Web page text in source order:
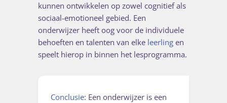
kunnen ontwikkelen op zowel cognitief als
sociaal-emotioneel gebied. Een
onderwijzer heeft oog voor de individuele
behoeften en talenten van elke leerling en
speelt hierop in binnen het lesprogramma.
Conclusie: Een onderwijzer is een